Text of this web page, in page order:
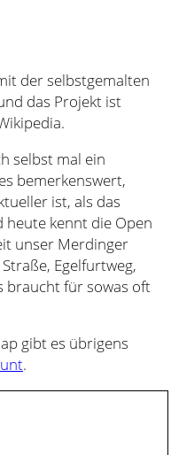
der selbstgemalten
das Projekt ist
selbst mal ein
bemerkenswert,
ist, als das
heute kennt die Open
unser Merdinger
Egelfurtweg,
braucht für sowas oft
gibt es übrigens
.